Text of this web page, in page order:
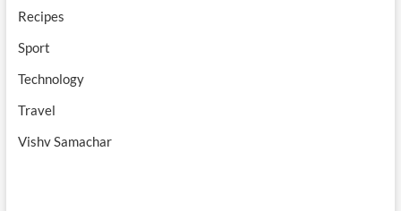
Recipes
Sport
Technology
Travel
Vishv Samachar